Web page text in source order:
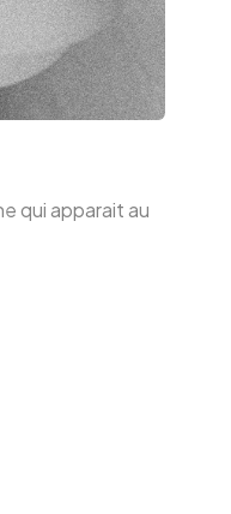
qui apparait au